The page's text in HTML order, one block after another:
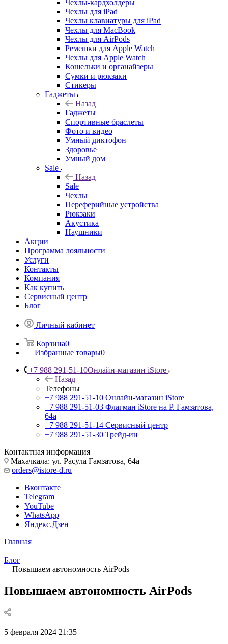
Чехлы-кардхолдеры
Чехлы для iPad
Чехлы клавиатуры для iPad
Чехлы для MacBook
Чехлы для AirPods
Ремешки для Apple Watch
Чехлы для Apple Watch
Кошельки и органайзеры
Сумки и рюкзаки
Стикеры
Гаджеты
Назад
Гаджеты
Спортивные браслеты
Фото и видео
Умный диктофон
Здоровье
Умный дом
Sale
Назад
Sale
Чехлы
Переферийные устройства
Рюкзаки
Акустика
Наушники
Акции
Программа лояльности
Услуги
Контакты
Компания
Как купить
Сервисный центр
Блог
Личный кабинет
Корзина0
Избранные товары0
+7 988 291-51-10Онлайн-магазин iStore
Назад
Телефоны
+7 988 291-51-10 Онлайн-магазин iStore
+7 988 291-51-03 Флагман iStore на Р. Гамзатова,
64а
+7 988 291-51-14 Сервисный центр
+7 988 291-51-30 Трейд-ин
Контактная информация
Махачкала: ул. Расула Гамзатова, 64а
orders@istore-d.ru
Вконтакте
Telegram
YouTube
WhatsApp
Яндекс.Дзен
Главная
—
Блог
—Повышаем автономность AirPods
Повышаем автономность AirPods
5 февраля 2024 21:35